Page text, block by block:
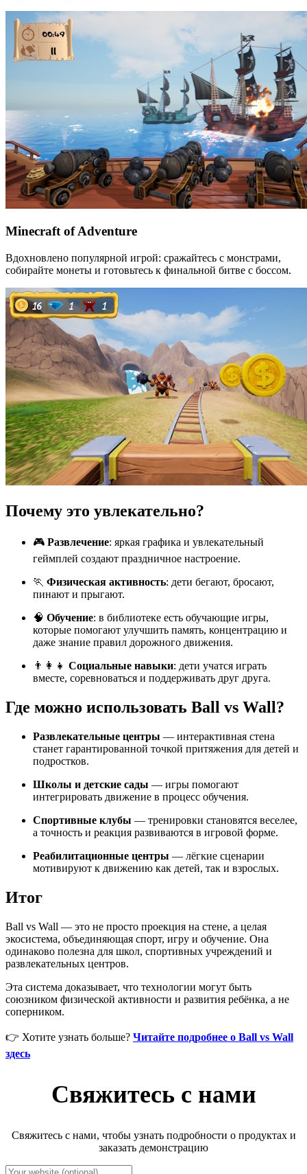
Minecraft of Adventure
Вдохновлено популярной игрой: сражайтесь с монстрами,
собирайте монеты и готовьтесь к финальной битве с боссом.
Почему это увлекательно?
🎮 Развлечение: яркая графика и увлекательный
геймплей создают праздничное настроение.
🏃 Физическая активность: дети бегают, бросают,
пинают и прыгают.
🧠 Обучение: в библиотеке есть обучающие игры,
которые помогают улучшить память, концентрацию и
даже знание правил дорожного движения.
👨‍👩‍👧 Социальные навыки: дети учатся играть
вместе, соревноваться и поддерживать друг друга.
Где можно использовать Ball vs Wall?
Развлекательные центры — интерактивная стена
станет гарантированной точкой притяжения для детей и
подростков.
Школы и детские сады — игры помогают
интегрировать движение в процесс обучения.
Спортивные клубы — тренировки становятся веселее,
а точность и реакция развиваются в игровой форме.
Реабилитационные центры — лёгкие сценарии
мотивируют к движению как детей, так и взрослых.
Итог
Ball vs Wall — это не просто проекция на стене, а целая
экосистема, объединяющая спорт, игру и обучение. Она
одинаково полезна для школ, спортивных учреждений и
развлекательных центров.
Эта система доказывает, что технологии могут быть
союзником физической активности и развития ребёнка, а не
соперником.
👉 Хотите узнать больше? Читайте подробнее о Ball vs Wall
здесь
Свяжитесь с нами
Свяжитесь с нами, чтобы узнать подробности о продуктах и
заказать демонстрацию